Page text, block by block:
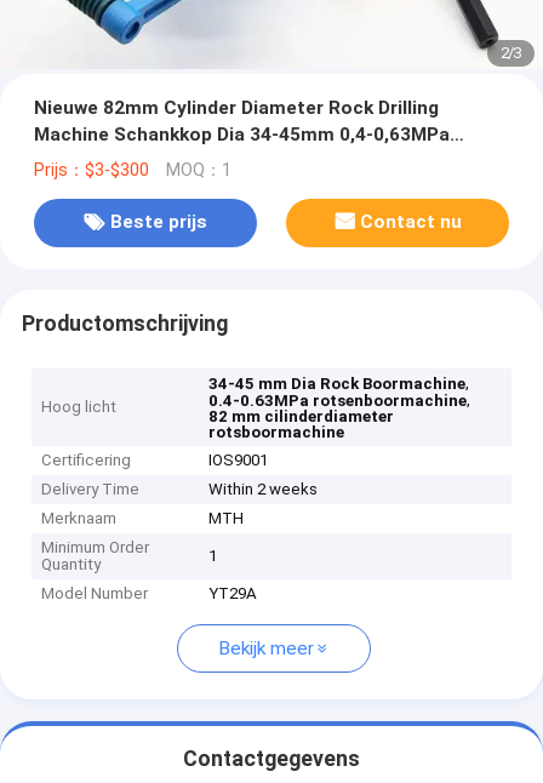
2/3
Nieuwe 82mm Cylinder Diameter Rock Drilling
Machine Schankkop Dia 34-45mm 0,4-0,63MPa
Luchtdruk
Prijs：$3-$300 MOQ：1
Beste prijs Contact nu
Productomschrijving
Hoog licht
34-45 mm Dia Rock Boormachine,
0.4-0.63MPa rotsenboormachine,
82 mm cilinderdiameter
rotsboormachine
Certificering
IOS9001
Delivery Time
Within 2 weeks
Merknaam
MTH
Minimum Order
Quantity
1
Model Number YT29A
Bekijk meer
Contactgegevens